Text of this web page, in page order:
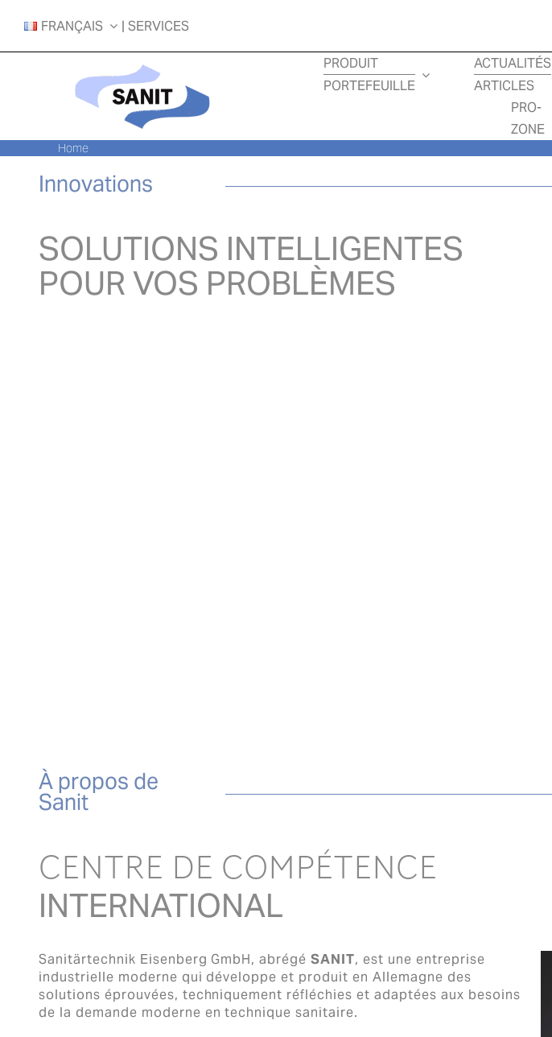
content
FRANÇAIS | SERVICES
PRODUIT
PORTEFEUILLE
ACTUALITÉS
ARTICLES
PRO-
ZONE
Home
Innovations
SOLUTIONS INTELLIGENTES
POUR VOS PROBLÈMES
À propos de
Sanit
CENTRE DE COMPÉTENCE
INTERNATIONAL
Sanitärtechnik Eisenberg GmbH, abrégéSANIT, est une entreprise
industrielle moderne qui développe et produit en Allemagne des
solutions éprouvées, techniquement réfléchies et adaptées aux besoins
de la demande moderne en technique sanitaire.